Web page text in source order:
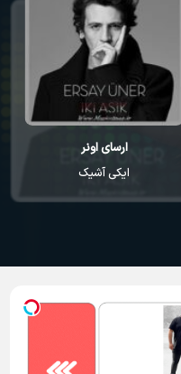
کورای آوجی
سودا